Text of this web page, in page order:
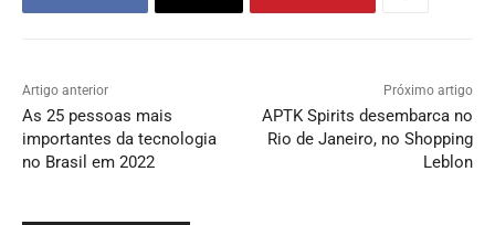
Artigo anterior
As 25 pessoas mais
importantes da tecnologia
no Brasil em 2022
Próximo artigo
APTK Spirits desembarca no
Rio de Janeiro, no Shopping
Leblon